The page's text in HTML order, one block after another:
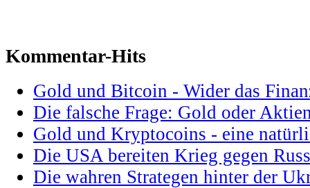
Kommentar-Hits
Gold und Bitcoin - Wider das
Die falsche Frage: Gold oder
Gold und Kryptocoins - eine
Die USA bereiten Krieg gegen
Die wahren Strategen hinter der